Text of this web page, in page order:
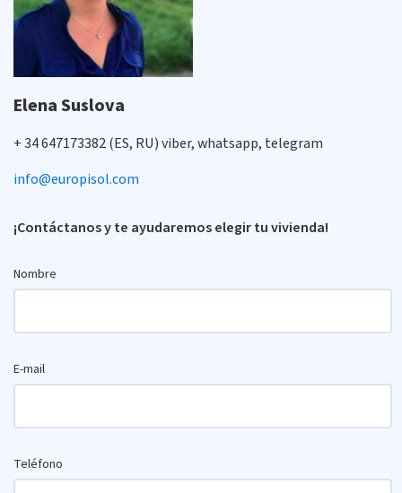
Elena Suslova
+ 34 647173382 (ES, RU) viber, whatsapp, telegram
info@europisol.com
¡Contáctanos y te ayudaremos elegir tu vivienda!
Nombre
E-mail
Teléfono